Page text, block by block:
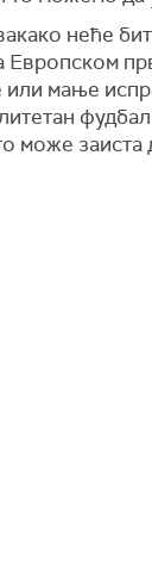
неће
мање
може